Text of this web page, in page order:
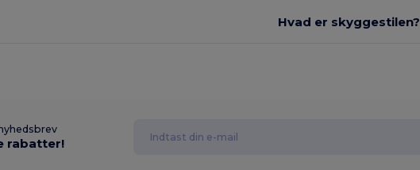
Hvad er skyggestilen?
rabatter!